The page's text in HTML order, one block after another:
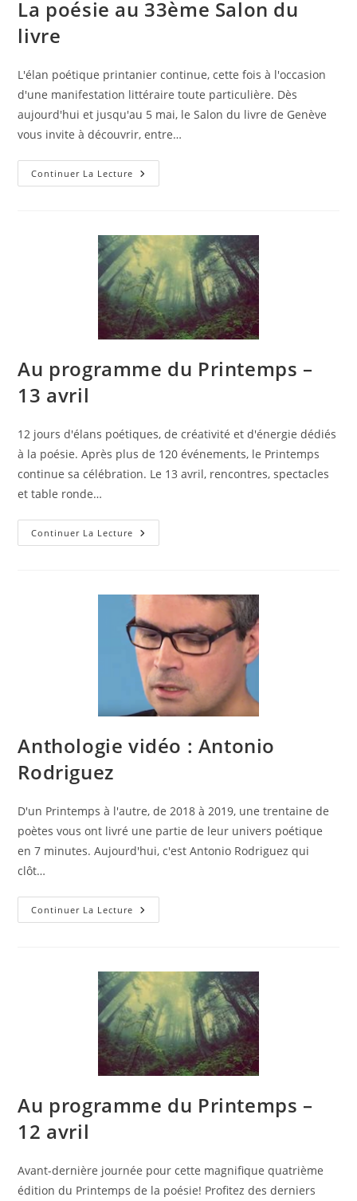
La poésie au 33ème Salon du
livre
L'élan poétique printanier continue, cette fois à l'occasion
d'une manifestation littéraire toute particulière. Dès
aujourd'hui et jusqu'au 5 mai, le Salon du livre de Genève
vous invite à découvrir, entre…
Continuer La Lecture
Au programme du Printemps –
13 avril
12 jours d'élans poétiques, de créativité et d'énergie dédiés
à la poésie. Après plus de 120 événements, le Printemps
continue sa célébration. Le 13 avril, rencontres, spectacles
et table ronde…
Continuer La Lecture
Anthologie vidéo : Antonio
Rodriguez
D'un Printemps à l'autre, de 2018 à 2019, une trentaine de
poètes vous ont livré une partie de leur univers poétique
en 7 minutes. Aujourd'hui, c'est Antonio Rodriguez qui
clôt…
Continuer La Lecture
Au programme du Printemps –
12 avril
Avant-dernière journée pour cette magnifique quatrième
édition du Printemps de la poésie! Profitez des derniers